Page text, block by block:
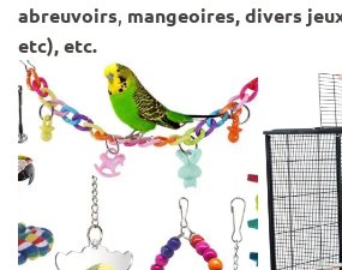
abreuvoirs mangeoires, divers
etc), etc.